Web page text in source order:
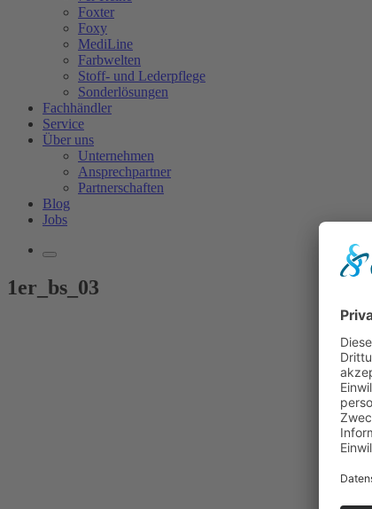
Foxter
Foxy
MediLine
Farbwelten
Stoff- und Lederpflege
Sonderlösungen
Fachhändler
Service
Über uns
Unternehmen
Ansprechpartner
Partnerschaften
Blog
Jobs
1er_bs_03